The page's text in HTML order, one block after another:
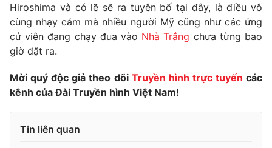
Cơ quan chủ quản:Đài Truyền hình Việt Nam
Cơ quan báo chí:
Thời báo VTV
cấp ngày 29/12/2023
Tổng Biên tập:Vũ Thanh Thủy
Tổng đài VTV:
Hiroshima và có lẽ sẽ ra tuyên bố tại đây, là điều vô
cùng nhạy cảm mà nhiều người Mỹ cũng như các ứng
cử viên đang chạy đua vào Nhà Trắng chưa từng bao
giờ đặt ra.
Mời quý độc giả theo dõi Truyền hình trực tuyến các
kênh của Đài Truyền hình Việt Nam!
Tin liên quan